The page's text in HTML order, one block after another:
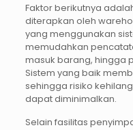
Faktor berikutnya
diterapkan oleh
yang menggunakan
memudahkan
masuk barang, hingga
Sistem yang baik
sehingga risiko
dapat diminimalkan.
Selain fasilitas